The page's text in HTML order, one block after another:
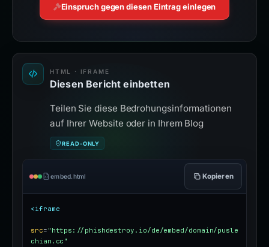
Einspruch gegen diesen Eintrag einlegen
HTML · IFRAME
Diesen Bericht einbetten
Teilen Sie diese Bedrohungsinformationen
auf Ihrer Website oder in Ihrem Blog
READ-ONLY
embed.html Kopieren
<iframe
src= "https://phishdestroy.io/de/embed/domain/pusle
chian.cc"